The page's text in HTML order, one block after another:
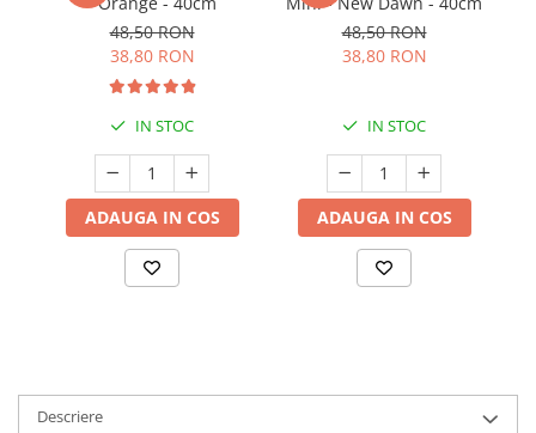
48,50 RON
38,80 RON
IN STOC
ADAUGA IN COS
48,50 RON
38,80 RON
IN STOC
ADAUGA IN COS
Descriere